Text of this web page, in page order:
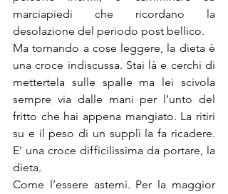
marciapiedi che ricordano la
desolazione del periodo post bellico.
Ma tornando a cose leggere, la dieta è
una croce indiscussa. Stai là e cerchi di
mettertela sulle spalle ma lei scivola
sempre via dalle mani per l’unto del
fritto che hai appena mangiato. La ritiri
su e il peso di un supplì la fa ricadere.
E’ una croce difficilissima da portare, la
dieta.
Come l’essere astemi. Per la maggior